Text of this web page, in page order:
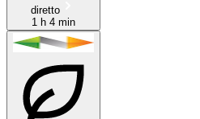
diretto
1 h 4 min